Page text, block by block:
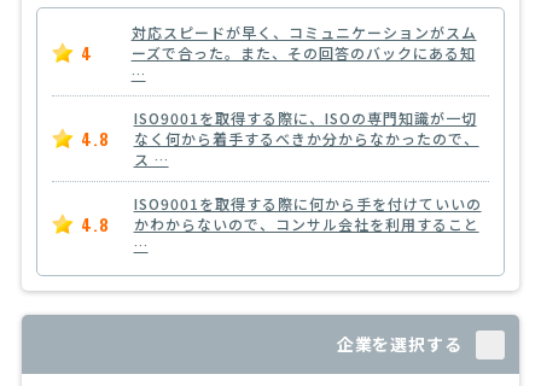
4
対応スピードが早く、コミュニケーションがスム
ーズで合った。また、その回答のバックにある知
…
4.8
ISO9001を取得する際に、ISOの専門知識が一切
なく何から着手するべきか分からなかったので、
ス …
4.8
ISO9001を取得する際に何から手を付けていいの
かわからないので、コンサル会社を利用すること
…
企業を選択する